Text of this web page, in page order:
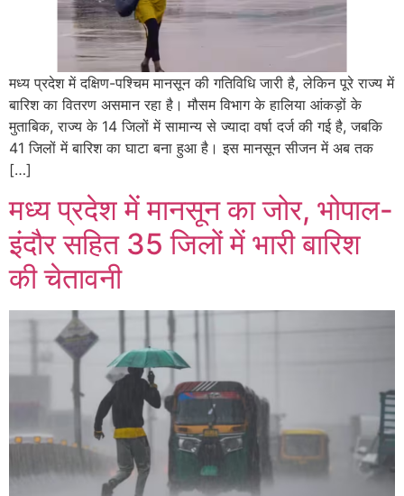
मध्य प्रदेश में दक्षिण-पश्चिम मानसून की गतिविधि जारी है, लेकिन पूरे राज्य में
बारिश का वितरण असमान रहा है। मौसम विभाग के हालिया आंकड़ों के
मुताबिक, राज्य के 14 जिलों में सामान्य से ज्यादा वर्षा दर्ज की गई है, जबकि
41 जिलों में बारिश का घाटा बना हुआ है। इस मानसून सीजन में अब तक
[…]
मध्य प्रदेश में मानसून का जोर, भोपाल-
इंदौर सहित 35 जिलों में भारी बारिश
की चेतावनी